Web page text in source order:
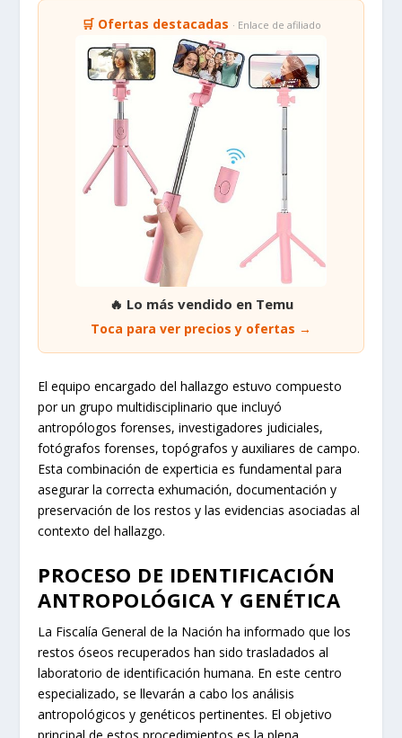
🛒 Ofertas destacadas · Enlace de afiliado
🔥 Lo más vendido en Temu
Toca para ver precios y ofertas →
El equipo encargado del hallazgo estuvo compuesto
por un grupo multidisciplinario que incluyó
antropólogos forenses, investigadores judiciales,
fotógrafos forenses, topógrafos y auxiliares de campo.
Esta combinación de experticia es fundamental para
asegurar la correcta exhumación, documentación y
preservación de los restos y las evidencias asociadas al
contexto del hallazgo.
PROCESO DE IDENTIFICACIÓN
ANTROPOLÓGICA Y GENÉTICA
La Fiscalía General de la Nación ha informado que los
restos óseos recuperados han sido trasladados al
laboratorio de identificación humana. En este centro
especializado, se llevarán a cabo los análisis
antropológicos y genéticos pertinentes. El objetivo
principal de estos procedimientos es la plena